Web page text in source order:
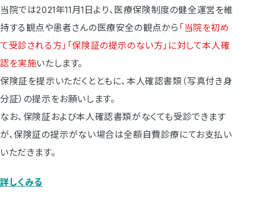
当院では2021年11月1日より、医療保険制度の健全運営を維
持する観点や患者さんの医療安全の観点から 「当院を初め
て受診される方」「保険証の提示のない方」に対して本人確
認を実施いたします。
保険証を提示いただくとともに、本人確認書類（写真付き身
分証）の提示をお願いします。
なお、保険証および本人確認書類がなくても受診できます
が、保険証の提示がない場合は全額自費診療にてお支払い
いただきます。
詳しくみる